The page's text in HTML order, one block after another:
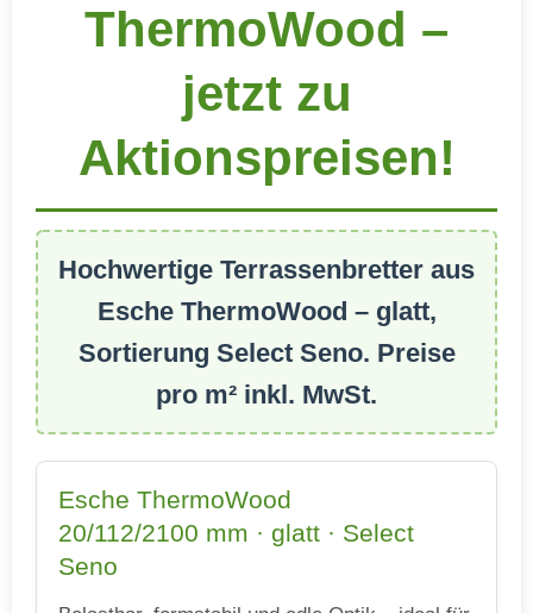
ThermoWood –
jetzt zu
Aktionspreisen!
Hochwertige Terrassenbretter aus
Esche ThermoWood – glatt,
Sortierung Select Seno. Preise
pro m² inkl. MwSt.
Esche ThermoWood
20/112/2100 mm · glatt · Select
Seno